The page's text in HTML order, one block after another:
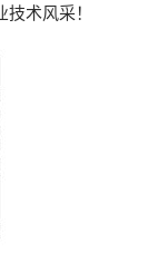
术风采！